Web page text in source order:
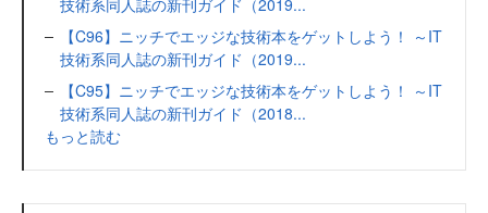
技術系同人誌の新刊ガイド（2019...
【C96】ニッチでエッジな技術本をゲットしよう！ ～IT
技術系同人誌の新刊ガイド（2019...
【C95】ニッチでエッジな技術本をゲットしよう！ ～IT
技術系同人誌の新刊ガイド（2018...
もっと読む